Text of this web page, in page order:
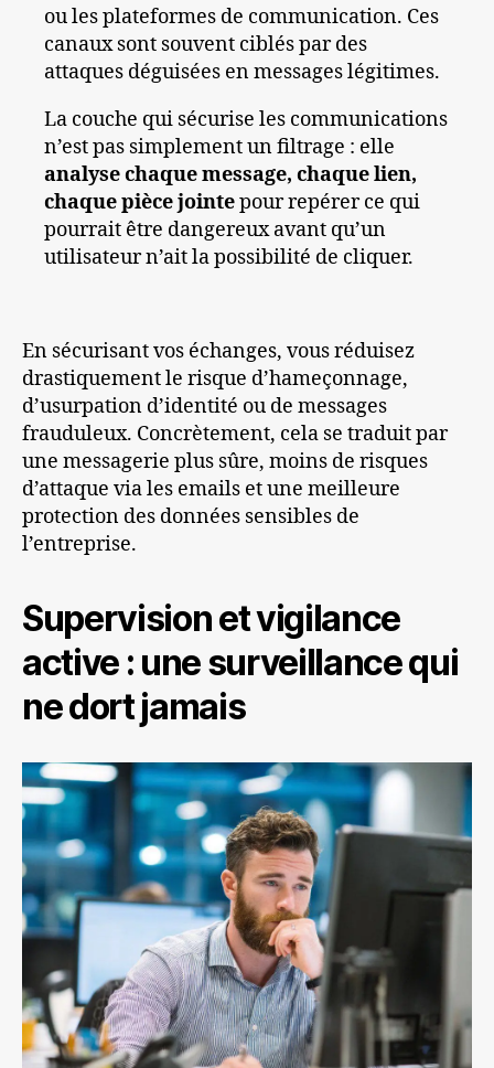
ou les plateformes de communication. Ces
canaux sont souvent ciblés par des
attaques déguisées en messages légitimes.
La couche qui sécurise les communications
n’est pas simplement un filtrage : elle
analyse chaque message, chaque lien,
chaque pièce jointepour repérer ce qui
pourrait être dangereux avant qu’un
utilisateur n’ait la possibilité de cliquer.
En sécurisant vos échanges, vous réduisez
drastiquement le risque d’hameçonnage,
d’usurpation d’identité ou de messages
frauduleux. Concrètement, cela se traduit par
une messagerie plus sûre, moins de risques
d’attaque via les emails et une meilleure
protection des données sensibles de
l’entreprise.
Supervision et vigilance
active : une surveillance qui
ne dort jamais